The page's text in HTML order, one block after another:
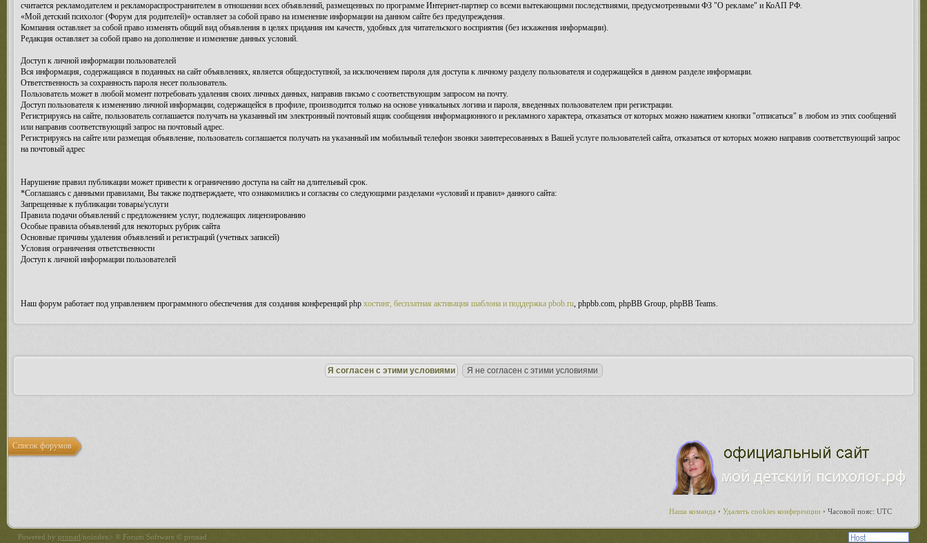
считается рекламодателем и рекламораспространителем в отношении всех объявлений, размещенных по программе Интернет-партнер со всеми вытекающими последствиями, предусмотренными ФЗ "О рекламе" и КоАП РФ.
«Мой детский психолог (Форум для родителей)» оставляет за собой право на изменение информации на данном сайте без предупреждения.
Компания оставляет за собой право изменять общий вид объявления в целях придания им качеств, удобных для читательского восприятия (без искажения информации).
Редакция оставляет за собой право на дополнение и изменение данных условий.
Доступ к личной информации пользователей
Вся информация, содержащаяся в поданных на сайт объявлениях, является общедоступной, за исключением пароля для доступа к личному разделу пользователя и содержащейся в данном разделе информации.
Ответственность за сохранность пароля несет пользователь.
Пользователь может в любой момент потребовать удаления своих личных данных, направив письмо с соответствующим запросом на почту.
Доступ пользователя к изменению личной информации, содержащейся в профиле, производится только на основе уникальных логина и пароля, введенных пользователем при регистрации.
Регистрируясь на сайте, пользователь соглашается получать на указанный им электронный почтовый ящик сообщения информационного и рекламного характера, отказаться от которых можно нажатием кнопки "отписаться" в любом из этих сообщений
или направив соответствующий запрос на почтовый адрес.
Регистрируясь на сайте или размещая объявление, пользователь соглашается получать на указанный им мобильный телефон звонки заинтересованных в Вашей услуге пользователей сайта, отказаться от которых можно направив соответствующий запрос
на почтовый адрес
Нарушение правил публикации может привести к ограничению доступа на сайт на длительный срок.
*Соглашаясь с данными правилами, Вы также подтверждаете, что ознакомились и согласны со следующими разделами «условий и правил» данного сайта:
Запрещенные к публикации товары/услуги
Правила подачи объявлений с предложением услуг, подлежащих лицензированию
Особые правила объявлений для некоторых рубрик сайта
Основные причины удаления объявлений и регистраций (учетных записей)
Условия ограничения ответственности
Доступ к личной информации пользователей
Наш форум работает под управлением программного обеспечения для создания конференций php хостинг, бесплатная активация шаблона и поддержка pbob.ru, phpbb.com, phpBB Group, phpBB Teams.
Наша команда • Удалить cookies конференции • Часовой пояс: UTC
Список форумов
Powered by pronad/noindex> ® Forum Software © pronad